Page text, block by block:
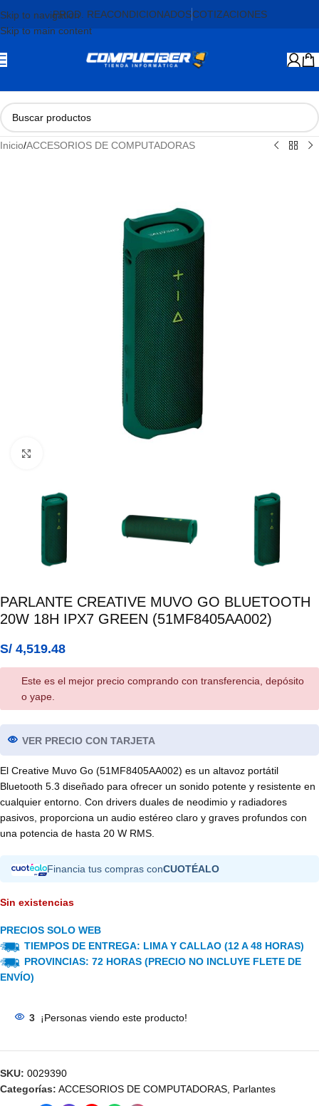
Skip to navigation
Skip to main content
PROD. REACONDICIONADOSCOTIZACIONES
Inicio/ACCESORIOS DE COMPUTADORAS
PARLANTE CREATIVE MUVO GO BLUETOOTH
20W 18H IPX7 GREEN (51MF8405AA002)
S/ 4,519.48
Este es el mejor precio comprando con transferencia, depósito
o yape.
VER PRECIO CON TARJETA
El Creative Muvo Go (51MF8405AA002) es un altavoz portátil
Bluetooth 5.3 diseñado para ofrecer un sonido potente y resistente en
cualquier entorno. Con drivers duales de neodimio y radiadores
pasivos, proporciona un audio estéreo claro y graves profundos con
una potencia de hasta 20 W RMS.
Financia tus compras conCUOTÉALO
Sin existencias
PRECIOS SOLO WEB
TIEMPOS DE ENTREGA: LIMA Y CALLAO (12 A 48 HORAS)
PROVINCIAS: 72 HORAS (PRECIO NO INCLUYE FLETE DE
ENVÍO)
3 ¡Personas viendo este producto!
SKU: 0029390
Categorías: ACCESORIOS DE COMPUTADORAS, Parlantes